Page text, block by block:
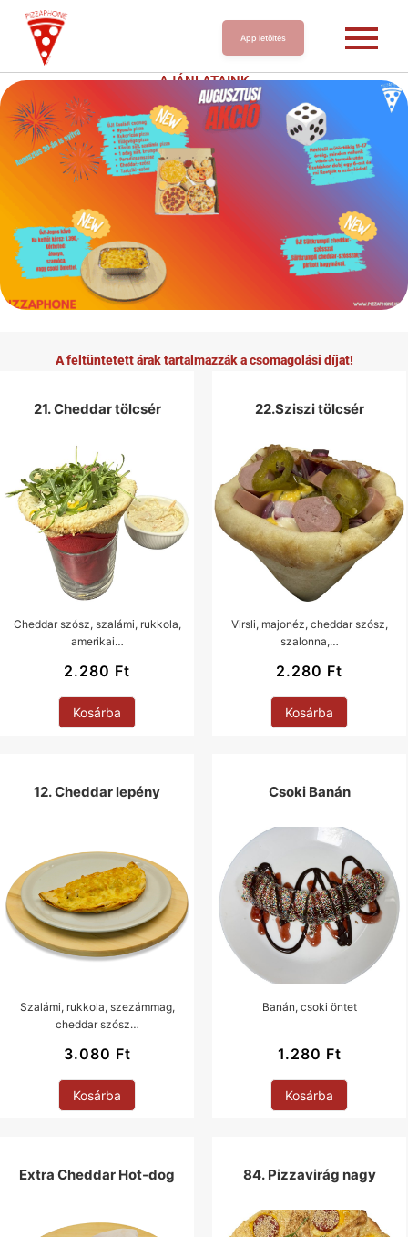
App letöltés
AJÁNLATAINK
A feltüntetett árak tartalmazzák a csomagolási díjat!
21. Cheddar tölcsér
Cheddar szósz, szalámi, rukkola,
amerikai…
2.280 Ft
Kosárba
22.Sziszi tölcsér
Virsli, majonéz, cheddar szósz,
szalonna,…
2.280 Ft
Kosárba
12. Cheddar lepény
Szalámi, rukkola, szezámmag,
cheddar szósz…
3.080 Ft
Kosárba
Csoki Banán
Banán, csoki öntet
1.280 Ft
Kosárba
Extra Cheddar Hot-dog 84. Pizzavirág nagy